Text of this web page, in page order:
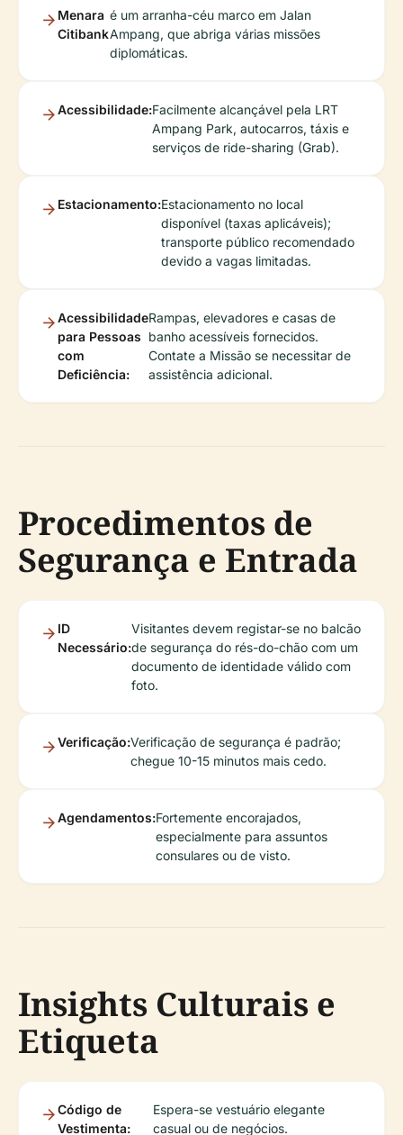
Menara
Citibank
é um arranha-céu marco em Jalan
Ampang, que abriga várias missões
diplomáticas.
Acessibilidade:Facilmente alcançável pela LRT
Ampang Park, autocarros, táxis e
serviços de ride-sharing (Grab).
Estacionamento:Estacionamento no local
disponível (taxas aplicáveis);
transporte público recomendado
devido a vagas limitadas.
Acessibilidade
para Pessoas
com
Deficiência:
Rampas, elevadores e casas de
banho acessíveis fornecidos.
Contate a Missão se necessitar de
assistência adicional.
Procedimentos de
Segurança e Entrada
ID
Necessário:
Visitantes devem registar-se no balcão
de segurança do rés-do-chão com um
documento de identidade válido com
foto.
Verificação:Verificação de segurança é padrão;
chegue 10-15 minutos mais cedo.
Agendamentos:Fortemente encorajados,
especialmente para assuntos
consulares ou de visto.
Insights Culturais e
Etiqueta
Código de
Vestimenta:
Espera-se vestuário elegante
casual ou de negócios.